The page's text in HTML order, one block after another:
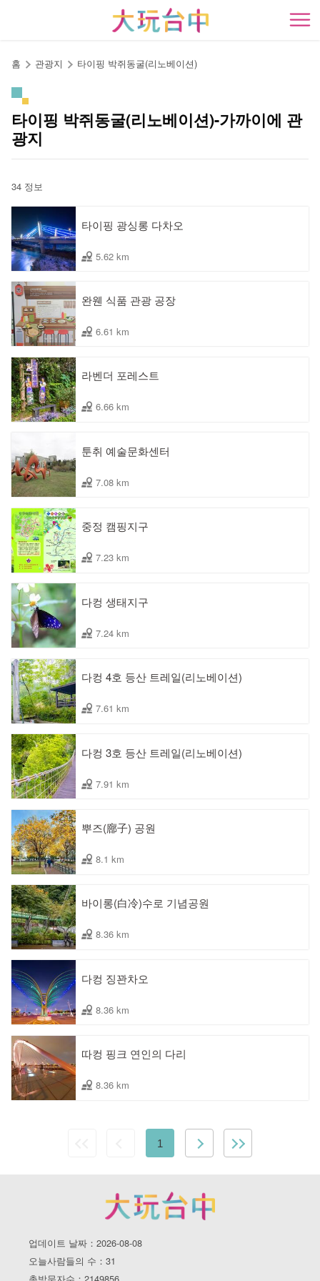
開
홈 관광지 타이핑 박쥐동굴(리노베이션)
타이핑 박쥐동굴(리노베이션)-가까이에 관
광지
34 정보
타이핑 광싱롱 다차오
5.62 km
완웬 식품 관광 공장
6.61 km
라벤더 포레스트
6.66 km
툰취 예술문화센터
7.08 km
중정 캠핑지구
7.23 km
다컹 생태지구
7.24 km
다컹 4호 등산 트레일(리노베이션)
7.61 km
다컹 3호 등산 트레일(리노베이션)
7.91 km
뿌즈(廍子) 공원
8.1 km
바이롱(白冷)수로 기념공원
8.36 km
다컹 징꽌차오
8.36 km
따컹 핑크 연인의 다리
8.36 km
1
업데이트 날짜：2026-08-08
오늘사람들의 수：31